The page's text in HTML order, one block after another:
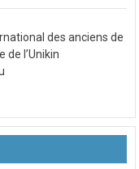
de
2021
première
journée
7ème
l’AFMED
des anciens de
de l’Unikin